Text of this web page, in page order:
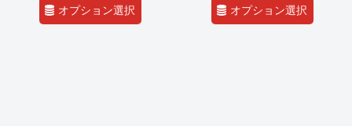
オプション選択 オプション選択